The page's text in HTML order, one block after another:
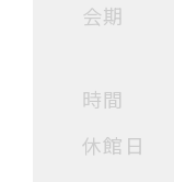
会期
時間
休館日